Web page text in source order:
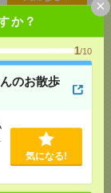
か？
1/10
のお散歩
気になる!
×
残業ほぼな
気になる！